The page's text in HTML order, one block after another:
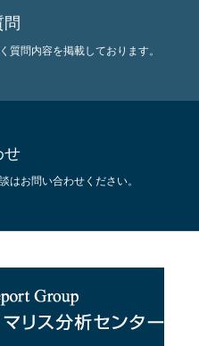
問
質問内容を掲載しております。
せ
はお問い合わせください。